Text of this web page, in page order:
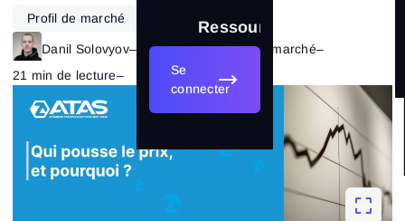
Ressources
Se
connecter
Profil de marché Futures
Danil Solovyov– Catégorie: Théorie du marché–
21 min de lecture– 2374